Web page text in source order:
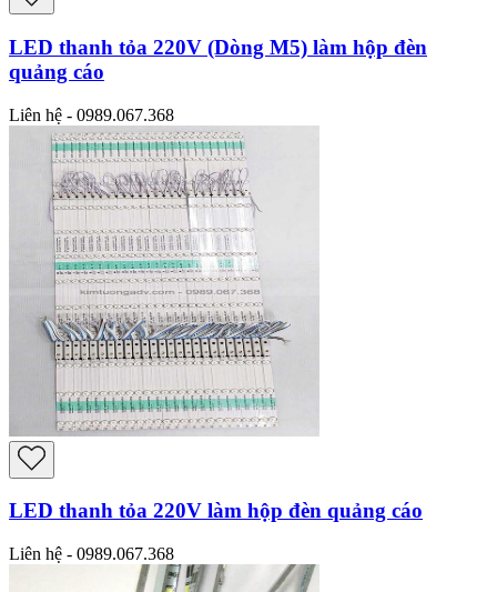
LED thanh tỏa 220V (Dòng M5) làm hộp đèn
quảng cáo
Liên hệ - 0989.067.368
LED thanh tỏa 220V làm hộp đèn quảng cáo
Liên hệ - 0989.067.368